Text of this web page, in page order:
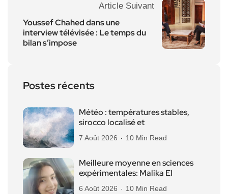
Article Suivant
Youssef Chahed dans une
interview télévisée : Le temps du
bilan s’impose
Postes récents
Météo : températures stables,
sirocco localisé et
7 Août 2026 10 Min Read
Meilleure moyenne en sciences
expérimentales: Malika El
6 Août 2026 10 Min Read